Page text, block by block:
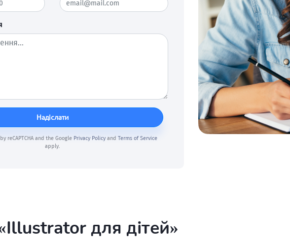
Надіслати
reCAPTCHA and the Google Privacy PolicyandTerms of Service
apply.
для дітей»